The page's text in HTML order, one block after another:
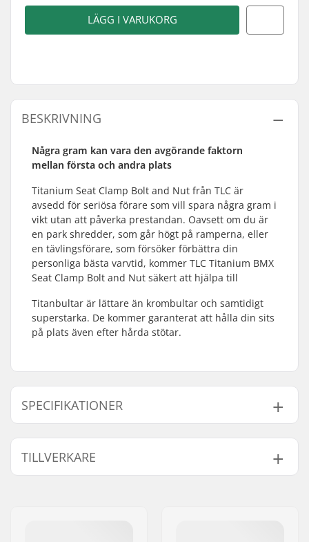
LÄGG I VARUKORG
BESKRIVNING
Några gram kan vara den avgörande faktorn
mellan första och andra plats
Titanium Seat Clamp Bolt and Nut från TLC är
avsedd för seriösa förare som vill spara några gram i
vikt utan att påverka prestandan. Oavsett om du är
en park shredder, som går högt på ramperna, eller
en tävlingsförare, som försöker förbättra din
personliga bästa varvtid, kommer TLC Titanium BMX
Seat Clamp Bolt and Nut säkert att hjälpa till
Titanbultar är lättare än krombultar och samtidigt
superstarka. De kommer garanterat att hålla din sits
på plats även efter hårda stötar.
SPECIFIKATIONER
Vikt: 5g
TILLVERKARE